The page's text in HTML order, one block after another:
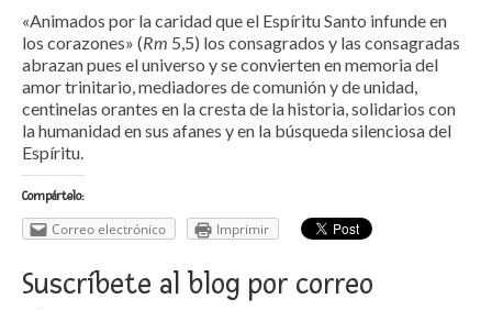
«Animados por la caridad que el Espíritu Santo infunde en
los corazones» (Rm 5,5) los consagrados y las consagradas
abrazan pues el universo y se convierten en memoria del
amor trinitario, mediadores de comunión y de unidad,
centinelas orantes en la cresta de la historia, solidarios con
la humanidad en sus afanes y en la búsqueda silenciosa del
Espíritu.
Compártelo:
Correo electrónico Imprimir
Suscríbete al blog por correo